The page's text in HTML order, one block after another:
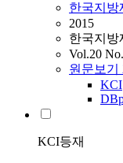
한국지방
2015
한국지방
Vol.20
원문보기
KCI
KCI등재